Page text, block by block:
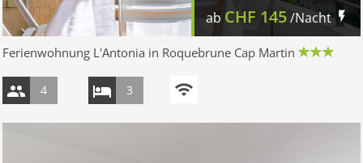
ab CHF 145/Nacht
Ferienwohnung L'Antonia in Roquebrune Cap Martin
4 3